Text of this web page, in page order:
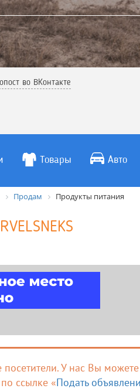
во ВКонтакте
Товары Авто
Продам Продукты питания
У нас Вы
ссылке «Подать